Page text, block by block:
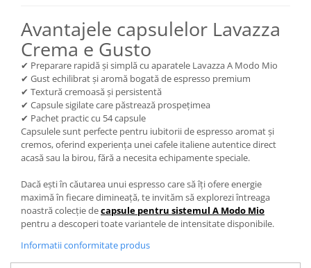
Avantajele capsulelor Lavazza
Crema e Gusto
✔ Preparare rapidă și simplă cu aparatele Lavazza A Modo Mio
✔ Gust echilibrat și aromă bogată de espresso premium
✔ Textură cremoasă și persistentă
✔ Capsule sigilate care păstrează prospețimea
✔ Pachet practic cu 54 capsule
Capsulele sunt perfecte pentru iubitorii de espresso aromat și
cremos, oferind experiența unei cafele italiene autentice direct
acasă sau la birou, fără a necesita echipamente speciale.
Dacă ești în căutarea unui espresso care să îți ofere energie
maximă în fiecare dimineață, te invităm să explorezi întreaga
noastră colecție decapsule pentru sistemul A Modo Mio
pentru a descoperi toate variantele de intensitate disponibile.
Informatii conformitate produs